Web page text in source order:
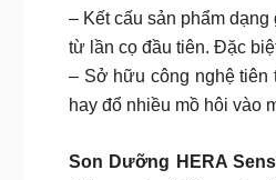
– Kết cấu sản phẩm
từ lần cọ đầu tiên. Đặc
– Sở hữu công nghệ tiên
hay đổ nhiều mồ hôi vào
Son Dưỡng HERA